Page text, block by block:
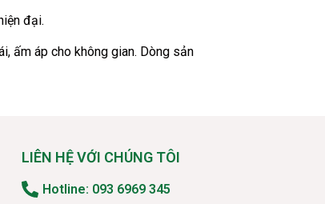
đại.
ấm áp cho không gian. Dòng sản
LIÊN HỆ VỚI CHÚNG TÔI
Hotline: 093 6969 345